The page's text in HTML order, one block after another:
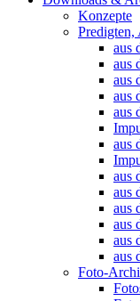
Konzepte
Predigten,
aus
aus
aus
aus
aus
aus
aus
aus
aus
aus
aus
aus
Foto-